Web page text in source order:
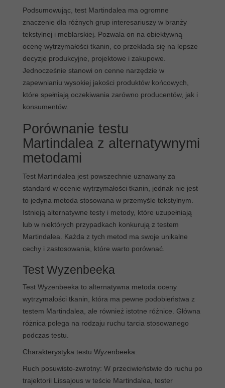
Podsumowując, test Martindalea ma ogromne
znaczenie dla różnych grup interesariuszy w branży
tekstylnej i meblarskiej. Pozwala on na obiektywną
ocenę wytrzymałości tkanin, co przekłada się na lepsze
decyzje produkcyjne, projektowe i zakupowe.
Jednocześnie stanowi on cenne narzędzie w
zapewnianiu wysokiej jakości produktów końcowych,
które spełniają oczekiwania zarówno producentów, jak i
konsumentów.
Porównanie testu
Martindalea z alternatywnymi
metodami
Test Martindalea jest powszechnie uznawany za
standard w ocenie wytrzymałości tkanin, jednak nie jest
to jedyna metoda stosowana w przemyśle tekstylnym.
Istnieją alternatywne testy i metody, które uzupełniają
lub w niektórych przypadkach konkurują z testem
Martindalea. Każda z tych metod ma swoje unikalne
cechy i zastosowania, które warto porównać.
Test Wyzenbeeka
Test Wyzenbeeka to alternatywna metoda oceny
wytrzymałości tkanin, która ma pewne podobieństwa z
testem Martindalea, ale również istotne różnice. Główna
różnica polega na rodzaju ruchu tarcia stosowanego
podczas testu.
Charakterystyka testu Wyzenbeeka:
Ruch posuwisto-zwrotny: W przeciwieństwie do ruchu po
trajektorii Lissajous w teście Martindalea, tester